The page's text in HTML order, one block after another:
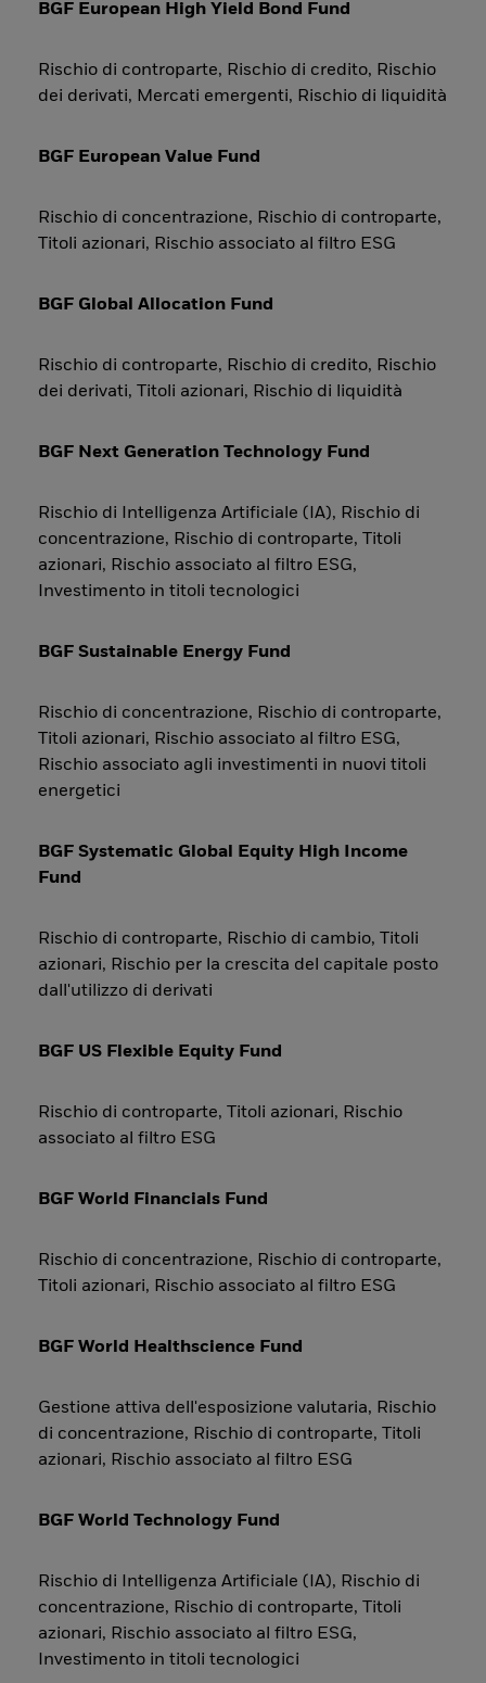
BGF European High Yield Bond Fund
Rischio di controparte, Rischio di credito, Rischio
dei derivati, Mercati emergenti, Rischio di liquidità
BGF European Value Fund
Rischio di concentrazione, Rischio di controparte,
Titoli azionari, Rischio associato al filtro ESG
BGF Global Allocation Fund
Rischio di controparte, Rischio di credito, Rischio
dei derivati, Titoli azionari, Rischio di liquidità
BGF Next Generation Technology Fund
Rischio di Intelligenza Artificiale (IA), Rischio di
concentrazione, Rischio di controparte, Titoli
azionari, Rischio associato al filtro ESG,
Investimento in titoli tecnologici
BGF Sustainable Energy Fund
Rischio di concentrazione, Rischio di controparte,
Titoli azionari, Rischio associato al filtro ESG,
Rischio associato agli investimenti in nuovi titoli
energetici
BGF Systematic Global Equity High Income
Fund
Rischio di controparte, Rischio di cambio, Titoli
azionari, Rischio per la crescita del capitale posto
dall'utilizzo di derivati
BGF US Flexible Equity Fund
Rischio di controparte, Titoli azionari, Rischio
associato al filtro ESG
BGF World Financials Fund
Rischio di concentrazione, Rischio di controparte,
Titoli azionari, Rischio associato al filtro ESG
BGF World Healthscience Fund
Gestione attiva dell'esposizione valutaria, Rischio
di concentrazione, Rischio di controparte, Titoli
azionari, Rischio associato al filtro ESG
BGF World Technology Fund
Rischio di Intelligenza Artificiale (IA), Rischio di
concentrazione, Rischio di controparte, Titoli
azionari, Rischio associato al filtro ESG,
Investimento in titoli tecnologici